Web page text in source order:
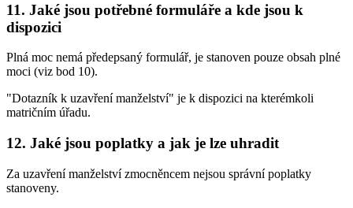
11. Jaké jsou potřebné formuláře a kde jsou k
dispozici
Plná moc nemá předepsaný formulář, je stanoven pouze obsah plné
moci (viz bod 10).
"Dotazník k uzavření manželství" je k dispozici na kterémkoli
matričním úřadu.
12. Jaké jsou poplatky a jak je lze uhradit
Za uzavření manželství zmocněncem nejsou správní poplatky
stanoveny.